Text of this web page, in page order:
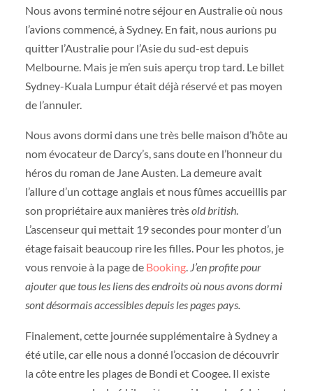
Nous avons terminé notre séjour en Australie où nous
l’avions commencé, à Sydney. En fait, nous aurions pu
quitter l’Australie pour l’Asie du sud-est depuis
Melbourne. Mais je m’en suis aperçu trop tard. Le billet
Sydney-Kuala Lumpur était déjà réservé et pas moyen
de l’annuler.
Nous avons dormi dans une très belle maison d’hôte au
nom évocateur de Darcy’s, sans doute en l’honneur du
héros du roman de Jane Austen. La demeure avait
l’allure d’un cottage anglais et nous fûmes accueillis par
son propriétaire aux manières trèsold british.
L’ascenseur qui mettait 19 secondes pour monter d’un
étage faisait beaucoup rire les filles. Pour les photos, je
vous renvoie à la page de Booking. J’en profite pour
ajouter que tous les liens des endroits où nous avons dormi
sont désormais accessibles depuis les pages pays.
Finalement, cette journée supplémentaire à Sydney a
été utile, car elle nous a donné l’occasion de découvrir
la côte entre les plages de Bondi et Coogee. Il existe